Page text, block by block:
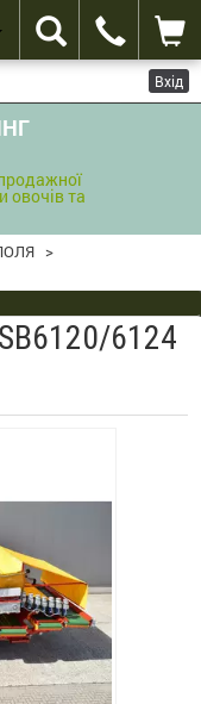
Вхід
овочів та
>
6124